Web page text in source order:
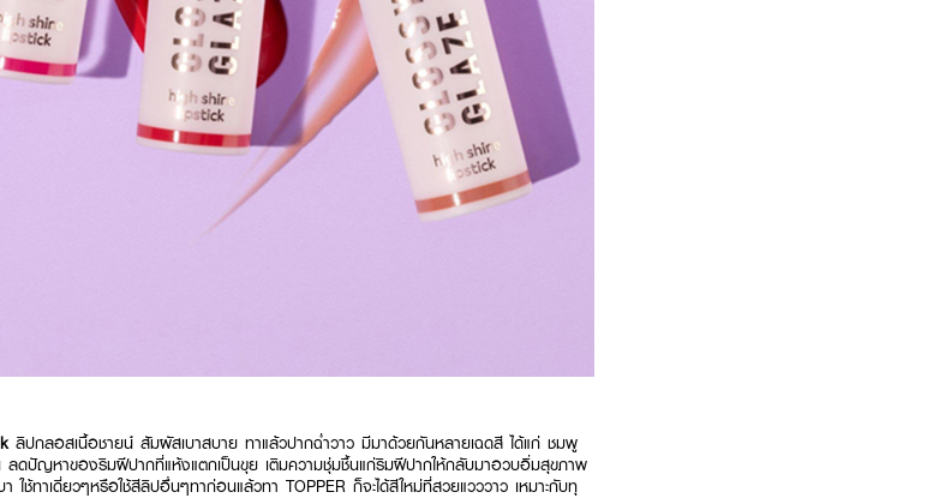
ลิปกลอสเนื้อชายน์ สัมผัสเบาสบาย ทาแล้วปากฉ่ำวาว มีมาด้วยกันหลายเฉดสี ได้แก่ ชมพู
ดปัญหาของริมฝีปากที่แห้งแตกเป็นขุย เติมความชุ่มชื้นแก่ริมฝีปากให้กลับมาอวบอิ่มสุขภาพ
ใช้ทาเดี่ยวๆหรือใช้สีลิปอื่นๆทาก่อนแล้วทา TOPPER ก็จะได้สีใหม่ที่สวยแวววาว เหมาะกับทุ